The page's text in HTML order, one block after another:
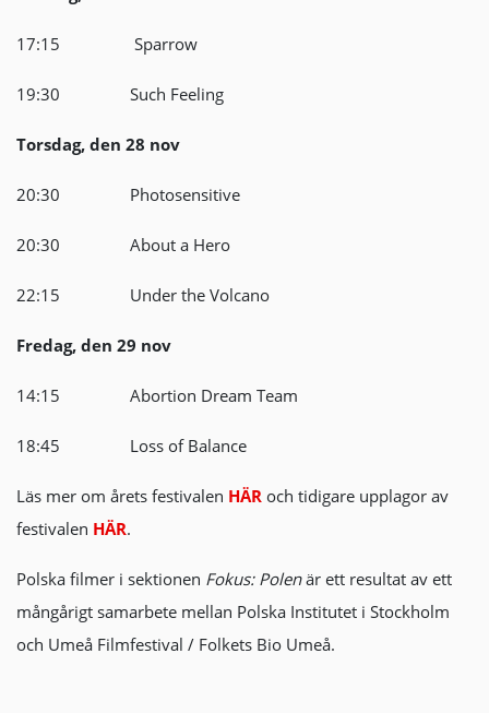
17:15 Sparrow
19:30 Such Feeling
Torsdag, den 28 nov
20:30 Photosensitive
20:30 About a Hero
22:15 Under the Volcano
Fredag, den 29 nov
14:15 Abortion Dream Team
18:45 Loss of Balance
Läs mer om årets festivalen HÄR och tidigare upplagor av
festivalen HÄR.
Polska filmer i sektionen Fokus: Polenär ett resultat av ett
mångårigt samarbete mellan Polska Institutet i Stockholm
och Umeå Filmfestival / Folkets Bio Umeå.